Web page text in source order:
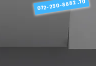
072-250-8882 .טל